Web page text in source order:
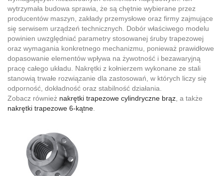
wytrzymała budowa sprawia, że są chętnie wybierane przez
producentów maszyn, zakłady przemysłowe oraz firmy zajmujące
się serwisem urządzeń technicznych. Dobór właściwego modelu
powinien uwzględniać parametry stosowanej śruby trapezowej
oraz wymagania konkretnego mechanizmu, ponieważ prawidłowe
dopasowanie elementów wpływa na żywotność i bezawaryjną
pracę całego układu. Nakrętki z kołnierzem wykonane ze stali
stanowią trwałe rozwiązanie dla zastosowań, w których liczy się
odporność, dokładność oraz stabilność działania.
Zobacz również nakrętki trapezowe cylindryczne brąz , a także
nakrętki trapezowe 6-kątne